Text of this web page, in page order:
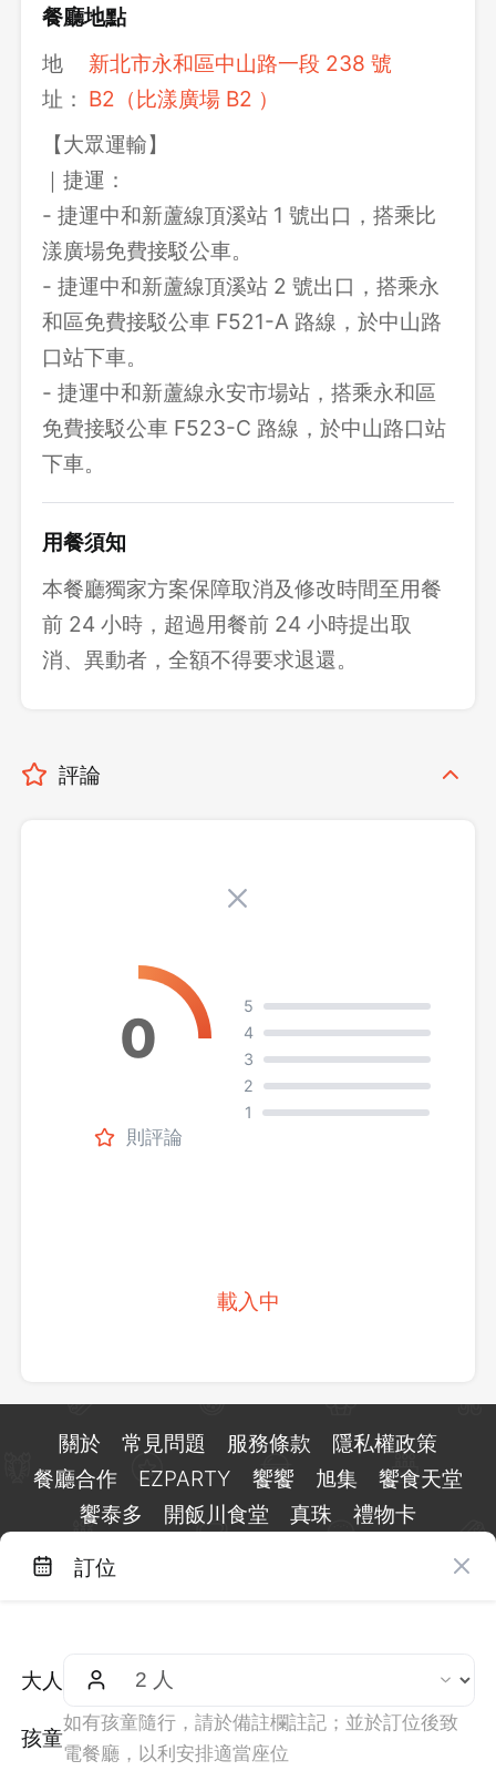
餐廳地點
地
址：
新北市永和區中山路一段 238 號
B2（比漾廣場 B2 ）
【大眾運輸】
｜捷運：
- 捷運中和新蘆線頂溪站 1 號出口，搭乘比
漾廣場免費接駁公車。
- 捷運中和新蘆線頂溪站 2 號出口，搭乘永
和區免費接駁公車 F521-A 路線，於中山路
口站下車。
- 捷運中和新蘆線永安市場站，搭乘永和區
免費接駁公車 F523-C 路線，於中山路口站
下車。
用餐須知
本餐廳獨家方案保障取消及修改時間至用餐
前 24 小時，超過用餐前 24 小時提出取
消、異動者，全額不得要求退還。
評論
則評論
5
4
3
2
1
載入中
訂位
大人
孩童
如有孩童隨行，請於備註欄註記；並於訂位後致
電餐廳，以利安排適當座位
關於 常見問題 服務條款
隱私權政策
餐廳合作
EZPARTY 饗饗 旭集
饗食天堂
饗泰多
開飯川食堂 真珠 禮物卡
週一至週日 10:00 至 18:00（國定假日除外）
統編：29084823